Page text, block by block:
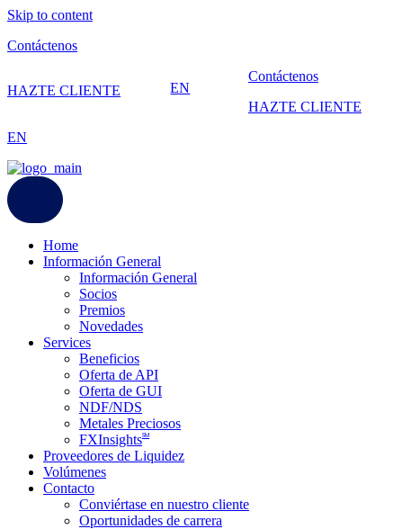
Skip to content
Contáctenos
HAZTE CLIENTE EN
Contáctenos
HAZTE CLIENTE
EN
Home
Información General
Información General
Socios
Premios
Novedades
Services
Beneficios
Oferta de API
Oferta de GUI
NDF/NDS
Metales Preciosos
FXInsightsSM
Proveedores de Liquidez
Volúmenes
Contacto
Conviértase en nuestro cliente
Oportunidades de carrera